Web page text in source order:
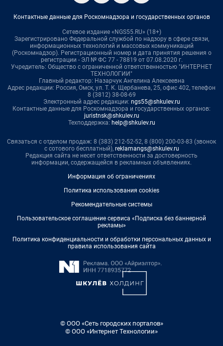
Контактные данные для Роскомнадзора и государственных органов
Сетевое издание «NGS55.RU» (18+)
Зарегистрировано Федеральной службой по надзору в сфере связи,
информационных технологий и массовых коммуникаций
(Роскомнадзор). Регистрационный номер и дата принятия решения о
регистрации - ЭЛ № ФС 77 - 78819 от 07.08.2020 г.
Учредитель: Общество с ограниченной ответственностью "ИНТЕРНЕТ
ТЕХНОЛОГИИ"
Главный редактор: Назарчук Ангелина Алексеевна
Адрес редакции: Россия, Омск, ул. Т. К. Щербанева, 25, офис 402, телефон
8 (3812) 38-08-69
Электронный адрес редакции: ngs55@shkulev.ru
Контактные данные для Роскомнадзора и государственных органов:
juristnsk@shkulev.ru
Техподдержка: help@shkulev.ru
Связаться с отделом продаж: 8 (383) 212-52-52, 8 (800) 200-03-83 (звонок
с сотового бесплатный), reklamangs@shkulev.ru
Редакция сайта не несет ответственности за достоверность
информации, содержащейся в рекламных объявлениях.
Информация об ограничениях
Политика использования cookies
Рекомендательные системы
Пользовательское соглашение сервиса «Подписка без баннерной
рекламы»
Политика конфиденциальности и обработки персональных данных и
правила использования сайта
© ООО «Сеть городских порталов»
© ООО «Интернет Технологии»